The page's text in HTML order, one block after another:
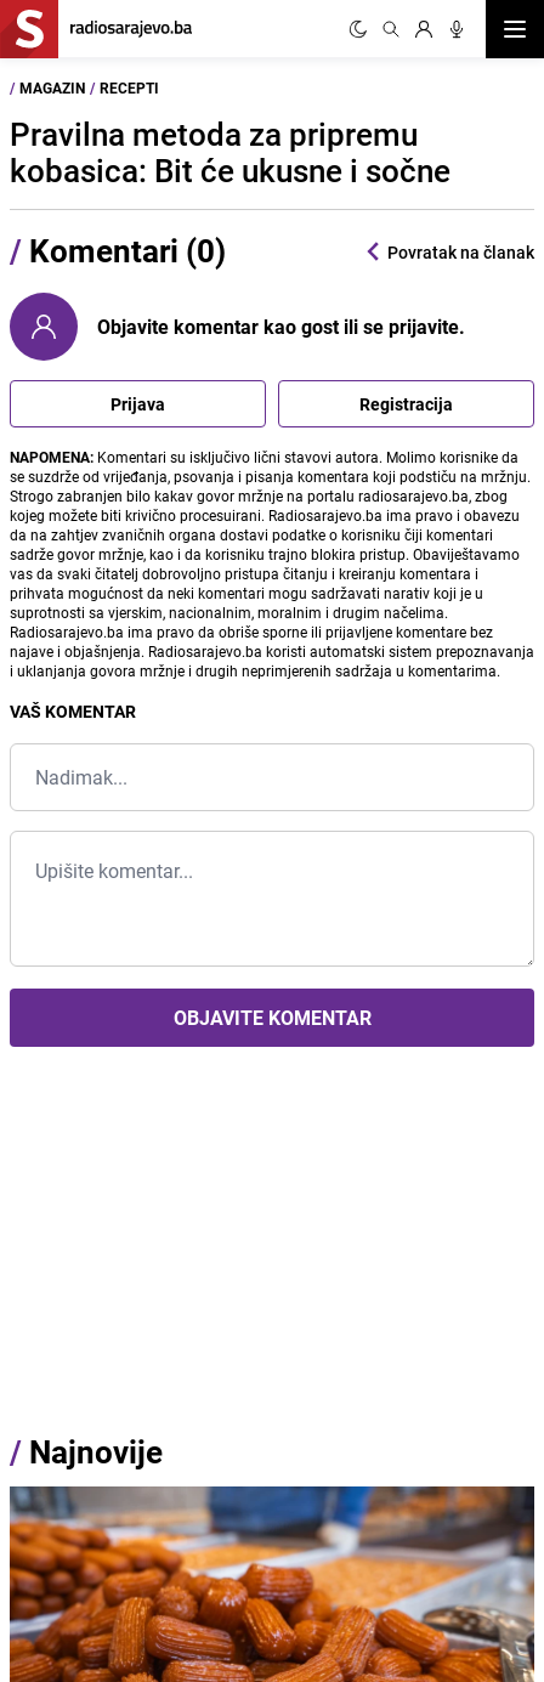
/ MAGAZIN / RECEPTI
Pravilna metoda za pripremu
kobasica: Bit će ukusne i sočne
/ Komentari (0) Povratak na članak
Objavite komentar kao gost ili se prijavite.
Prijava Registracija
NAPOMENA: Komentari su isključivo lični stavovi autora. Molimo korisnike da
se suzdrže od vrijeđanja, psovanja i pisanja komentara koji podstiču na mržnju.
Strogo zabranjen bilo kakav govor mržnje na portalu radiosarajevo.ba, zbog
kojeg možete biti krivično procesuirani. Radiosarajevo.ba ima pravo i obavezu
da na zahtjev zvaničnih organa dostavi podatke o korisniku čiji komentari
sadrže govor mržnje, kao i da korisniku trajno blokira pristup. Obaviještavamo
vas da svaki čitatelj dobrovoljno pristupa čitanju i kreiranju komentara i
prihvata mogućnost da neki komentari mogu sadržavati narativ koji je u
suprotnosti sa vjerskim, nacionalnim, moralnim i drugim načelima.
Radiosarajevo.ba ima pravo da obriše sporne ili prijavljene komentare bez
najave i objašnjenja. Radiosarajevo.ba koristi automatski sistem prepoznavanja
i uklanjanja govora mržnje i drugih neprimjerenih sadržaja u komentarima.
VAŠ KOMENTAR
OBJAVITE KOMENTAR
/ Najnovije